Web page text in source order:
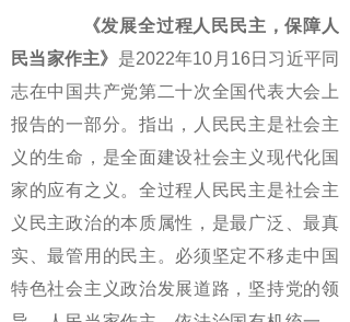
《发展全过程人民民主，保障人
民当家作主》 是2022年10月16日习近平同
志在中国共产党第二十次全国代表大会上
报告的一部分。指出，人民民主是社会主
义的生命，是全面建设社会主义现代化国
家的应有之义。全过程人民民主是社会主
义民主政治的本质属性，是最广泛、最真
实、最管用的民主。必须坚定不移走中国
特色社会主义政治发展道路，坚持党的领